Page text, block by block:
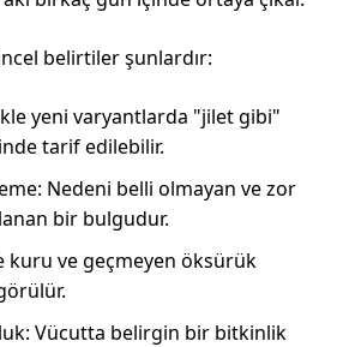
belirtiler şunlardır:
yeni varyantlarda "jilet gibi"
tarif edilebilir.
Nedeni belli olmayan ve zor
bir bulgudur.
kuru ve geçmeyen öksürük
Vücutta belirgin bir bitkinlik